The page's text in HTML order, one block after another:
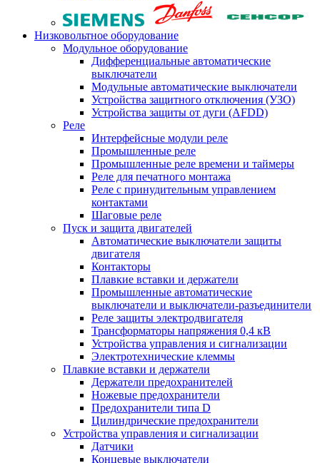
Низковольтное оборудование
Модульное оборудование
Дифференциальные автоматические
выключатели
Модульные автоматические выключатели
Устройства защитного отключения (УЗО)
Устройства защиты от дуги (AFDD)
Реле
Интерфейсные модули реле
Промышленные реле
Промышленные реле времени и таймеры
Реле для печатного монтажа
Реле с принудительным управлением
контактами
Шаговые реле
Пуск и защита двигателей
Автоматические выключатели защиты
двигателя
Контакторы
Плавкие вставки и держатели
Промышленные автоматические
выключатели и выключатели-разъединители
Реле защиты электродвигателя
Трансформаторы напряжения 0,4 кВ
Устройства управления и сигнализации
Электротехнические клеммы
Плавкие вставки и держатели
Держатели предохранителей
Ножевые предохранители
Предохранители типа D
Цилиндрические предохранители
Устройства управления и сигнализации
Датчики
Концевые выключатели